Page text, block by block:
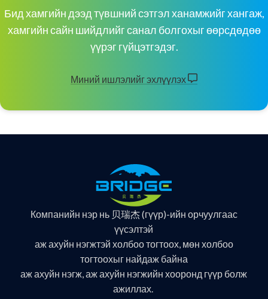
Бид хамгийн дээд түвшний сэтгэл ханамжийг хангаж,
хамгийн сайн шийдлийг санал болгохыг өөрсдөдөө
үүрэг гүйцэтгэдэг.
Миний ишлэлийг эхлүүлэх
Компанийн нэр нь 贝瑞杰 (гүүр)-ийн орчуулгаас
үүсэлтэй
аж ахуйн нэгжтэй холбоо тогтоох, мөн холбоо
тогтоохыг найдаж байна
аж ахуйн нэгж, аж ахуйн нэгжийн хооронд гүүр болж
ажиллах.